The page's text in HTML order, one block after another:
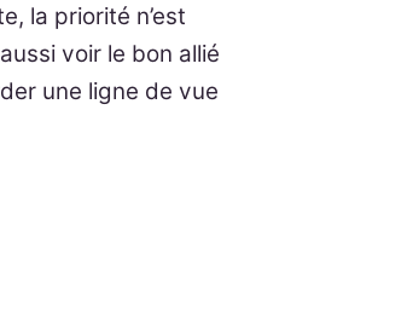
la priorité n’est
voir le bon allié
une ligne de vue